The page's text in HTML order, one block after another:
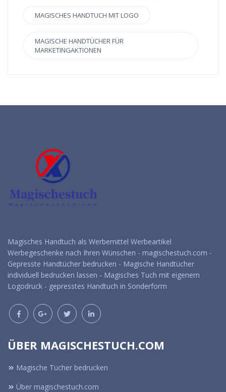
MAGISCHES HANDTUCH MIT LOGO
MAGISCHE HANDTÜCHER FÜR
MARKETINGAKTIONEN
Magisches Handtuch als Werbemittel Werbeartikel
Werbegeschenke nach Ihren Wünschen - magischestuch.com -
Gepresste Handtücher bedrucken - Magische Handtücher
individuell bedrucken lassen - Magisches Tuch mit eigenem
Logodruck - gepresstes Handtuch in Sonderform
ÜBER MAGISCHESTUCH.COM
Magische Tücher bedrucken
Über magischestuch.com